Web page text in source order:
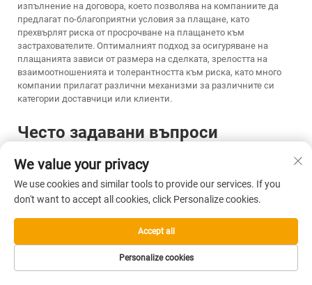
изпълнение на договора, което позволява на компаниите да
предлагат по-благоприятни условия за плащане, като
прехвърлят риска от просрочване на плащането към
застрахователите. Оптималният подход за осигуряване на
плащанията зависи от размера на сделката, зрелостта на
взаимоотношенията и толерантността към риска, като много
компании прилагат различни механизми за различните си
категории доставчици или клиенти.
Често задавани въпроси
Какви са типичните митнически
тарифи за внасяне на
дървообработващи инструменти в
Митническите тарифи за дървообработващи инструменти се
продукта и пазара на дестинация. В Съединените щати
повечето ръчни дървообработващи инструменти подлежат на
We value your privacy
We use cookies and similar tools to provide our services. If you
don't want to accept all cookies, click Personalize cookies.
Personalize cookies
Accept all